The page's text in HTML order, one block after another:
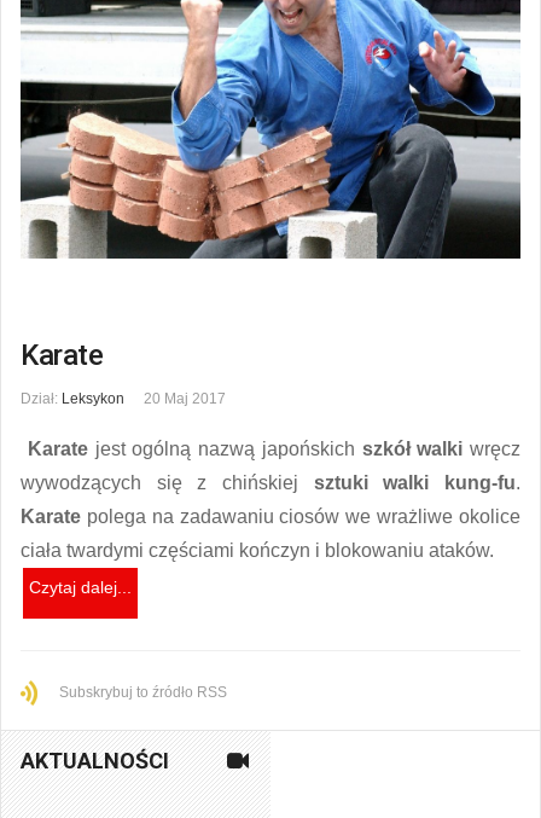
Karate
Dział: Leksykon 20 Maj 2017
Karate jest ogólną nazwą japońskich szkół walki wręcz
wywodzących się z chińskiej sztuki walki kung-fu.
Karate polega na zadawaniu ciosów we wrażliwe okolice
ciała twardymi częściami kończyn i blokowaniu ataków.
Czytaj dalej...
Subskrybuj to źródło RSS
AKTUALNOŚCI